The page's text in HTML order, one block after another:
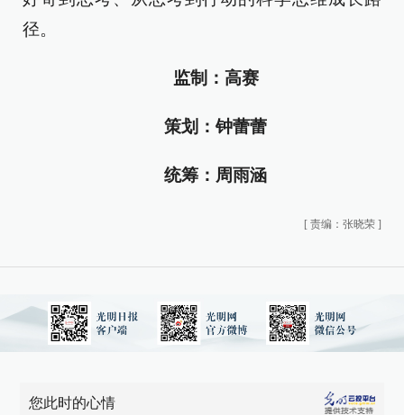
径。
监制：高赛
策划：钟蕾蕾
统筹：周雨涵
[ 责编：张晓荣 ]
您此时的心情